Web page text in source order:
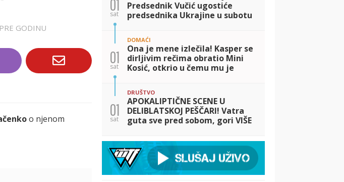
PRE GODINU
o njenom
01
sat
Predsednik Vučić ugostiće
predsednika Ukrajine u subotu
01
sat
DOMAĆI
Ona je mene izlečila! Kasper se
dirljivim rečima obratio Mini
Kosić, otkrio u čemu mu je
01
sat
DRUŠTVO
APOKALIPTIČNE SCENE U
DELIBLATSKOJ PEŠČARI! Vatra
guta sve pred sobom, gori VIŠE
terenu veliki broj vatrogasaca
i helikopteri